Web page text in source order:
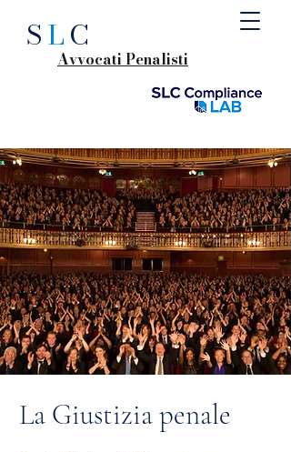
SLC
Avvocati Penalisti
La Giustizia penale